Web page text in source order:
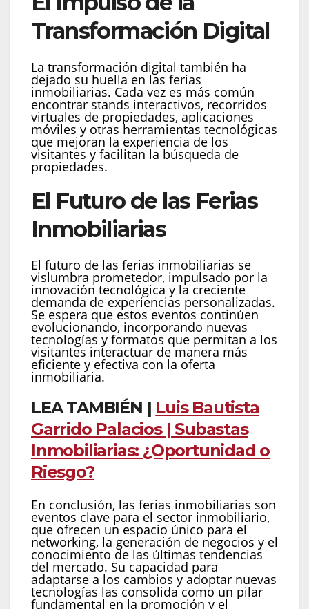
Transformación Digital
La transformación digital también ha
dejado su huella en las ferias
inmobiliarias. Cada vez es más común
encontrar stands interactivos, recorridos
virtuales de propiedades, aplicaciones
móviles y otras herramientas tecnológicas
que mejoran la experiencia de los
visitantes y facilitan la búsqueda de
propiedades.
El Futuro de las Ferias
Inmobiliarias
El futuro de las ferias inmobiliarias se
vislumbra prometedor, impulsado por la
innovación tecnológica y la creciente
demanda de experiencias personalizadas.
Se espera que estos eventos continúen
evolucionando, incorporando nuevas
tecnologías y formatos que permitan a los
visitantes interactuar de manera más
eficiente y efectiva con la oferta
inmobiliaria.
LEA TAMBIÉN | Luis Bautista
Garrido Palacios | Subastas
Inmobiliarias: ¿Oportunidad o
Riesgo?
En conclusión, las ferias inmobiliarias son
eventos clave para el sector inmobiliario,
que ofrecen un espacio único para el
networking, la generación de negocios y el
conocimiento de las últimas tendencias
del mercado. Su capacidad para
adaptarse a los cambios y adoptar nuevas
tecnologías las consolida como un pilar
fundamental en la promoción y el